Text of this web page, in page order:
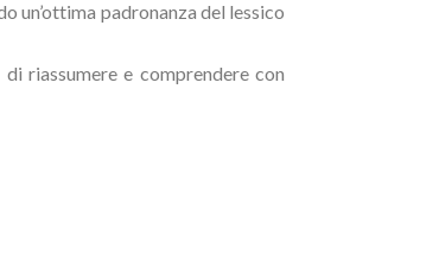
un’ottima padronanza del lessico
riassumere e comprendere con